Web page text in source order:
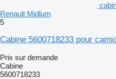
Renault Midlum
5
Cabine 5600718233 pour
Prix sur demande
Cabine
5600718233